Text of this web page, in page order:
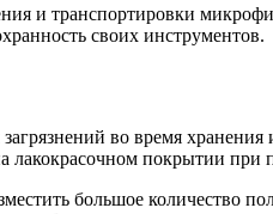
и транспортировки
своих инструментов.
во время
лакокрасочном покрытии
большое количество